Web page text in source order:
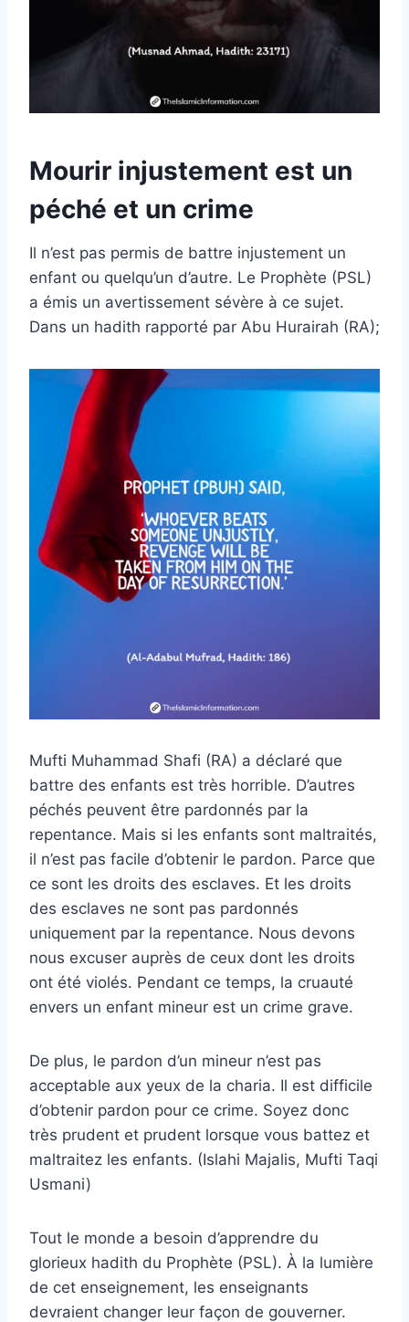
Mourir injustement est un
péché et un crime
Il n’est pas permis de battre injustement un
enfant ou quelqu’un d’autre. Le Prophète (PSL)
a émis un avertissement sévère à ce sujet.
Dans un hadith rapporté par Abu Hurairah (RA);
Mufti Muhammad Shafi (RA) a déclaré que
battre des enfants est très horrible. D’autres
péchés peuvent être pardonnés par la
repentance. Mais si les enfants sont maltraités,
il n’est pas facile d’obtenir le pardon. Parce que
ce sont les droits des esclaves. Et les droits
des esclaves ne sont pas pardonnés
uniquement par la repentance. Nous devons
nous excuser auprès de ceux dont les droits
ont été violés. Pendant ce temps, la cruauté
envers un enfant mineur est un crime grave.
De plus, le pardon d’un mineur n’est pas
acceptable aux yeux de la charia. Il est difficile
d’obtenir pardon pour ce crime. Soyez donc
très prudent et prudent lorsque vous battez et
maltraitez les enfants. (Islahi Majalis, Mufti Taqi
Usmani)
Tout le monde a besoin d’apprendre du
glorieux hadith du Prophète (PSL). À la lumière
de cet enseignement, les enseignants
devraient changer leur façon de gouverner.